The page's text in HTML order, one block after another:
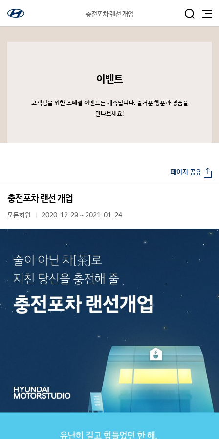
충전포차 랜선 개업
이벤트
고객님을 위한 스페셜 이벤트는 계속됩니다. 즐거운 행운과 경품을
만나보세요!
충전포차 랜선 개업
모든회원 2020-12-29 ~ 2021-01-24
페이지 공유